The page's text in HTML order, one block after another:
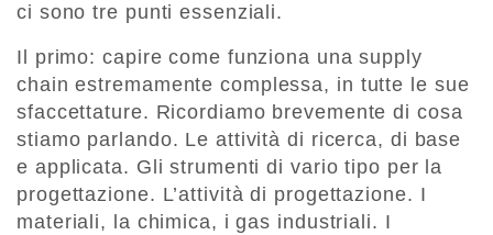
ci sono tre punti essenziali.
Il primo: capire come funziona una supply
chain estremamente complessa, in tutte le sue
sfaccettature. Ricordiamo brevemente di cosa
stiamo parlando. Le attività di ricerca, di base
e applicata. Gli strumenti di vario tipo per la
progettazione. L’attività di progettazione. I
materiali, la chimica, i gas industriali. I